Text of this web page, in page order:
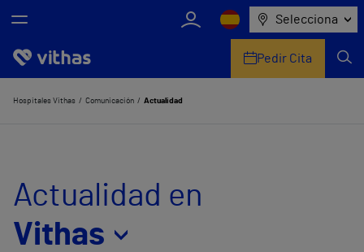
Selecciona
Nosotros
Pedir Cita
Hospitales Vithas Comunicación Actualidad
Actualidad en
Vithas